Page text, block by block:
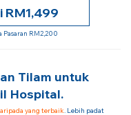
RM1,499
Pasaran RM2,200
Tilam untuk
Hospital.
yang terbaik. Lebih padat